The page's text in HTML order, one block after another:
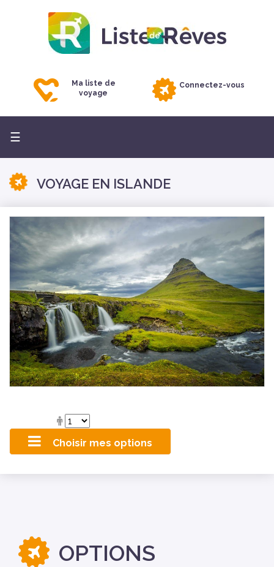
Ma liste de
voyage
Connectez-vous
Basculer
navigation
☰
VOYAGE EN ISLANDE
Choisir mes options
OPTIONS